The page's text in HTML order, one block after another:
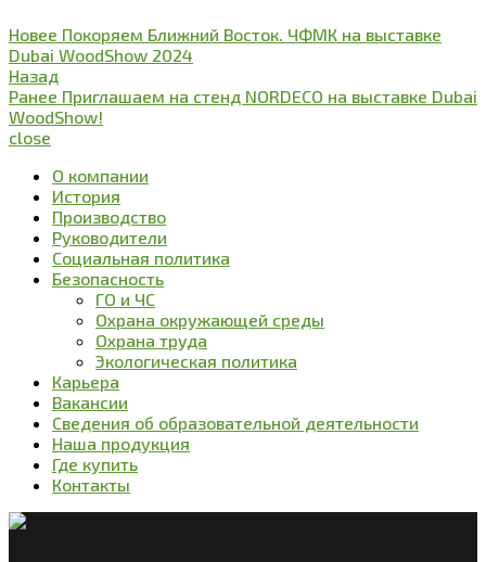
Новее Покоряем Ближний Восток. ЧФМК на выставке
Dubai WoodShow 2024
Назад
Ранее Приглашаем на стенд NORDECO на выставке Dubai
WoodShow!
close
О компании
История
Производство
Руководители
Социальная политика
Безопасность
ГО и ЧС
Охрана окружающей среды
Охрана труда
Экологическая политика
Карьера
Вакансии
Сведения об образовательной деятельности
Наша продукция
Где купить
Контакты